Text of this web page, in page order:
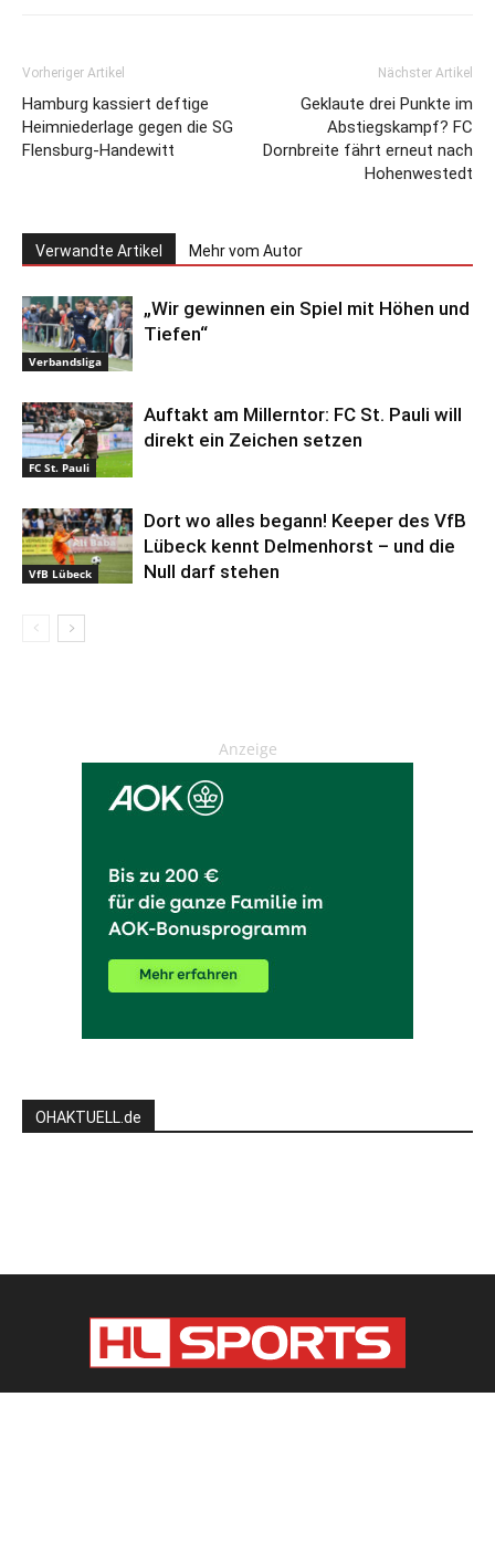
Vorheriger Artikel
Hamburg kassiert deftige
Heimniederlage gegen die SG
Flensburg-Handewitt
Nächster Artikel
Geklaute drei Punkte im
Abstiegskampf? FC
Dornbreite fährt erneut nach
Hohenwestedt
Verwandte Artikel Mehr vom Autor
Verbandsliga
„Wir gewinnen ein Spiel mit Höhen und
Tiefen“
FC St. Pauli
Auftakt am Millerntor: FC St. Pauli will
direkt ein Zeichen setzen
VfB Lübeck
Dort wo alles begann! Keeper des VfB
Lübeck kennt Delmenhorst – und die
Null darf stehen
Anzeige
OHAKTUELL.de